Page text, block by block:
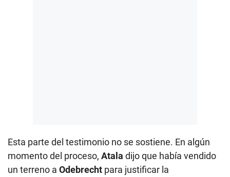
Esta parte del testimonio no se sostiene. En algún
momento del proceso, Atala dijo que había vendido
un terreno a Odebrecht para justificar la